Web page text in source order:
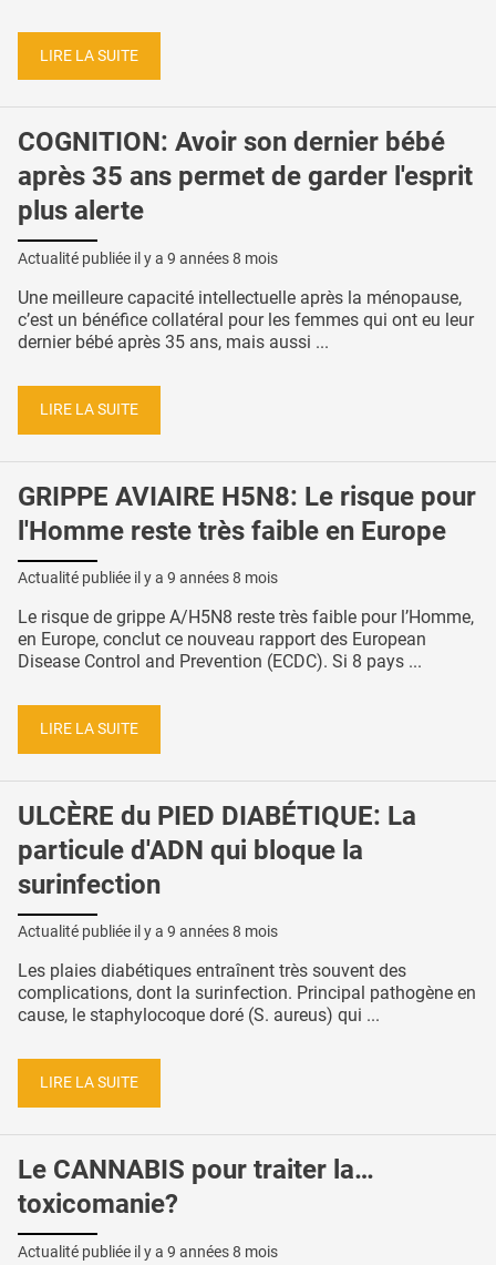
LIRE LA SUITE
COGNITION: Avoir son dernier bébé
après 35 ans permet de garder l'esprit
plus alerte
Actualité publiée il y a 9 années 8 mois
Une meilleure capacité intellectuelle après la ménopause,
c’est un bénéfice collatéral pour les femmes qui ont eu leur
dernier bébé après 35 ans, mais aussi ...
LIRE LA SUITE
GRIPPE AVIAIRE H5N8: Le risque pour
l'Homme reste très faible en Europe
Actualité publiée il y a 9 années 8 mois
Le risque de grippe A/H5N8 reste très faible pour l’Homme,
en Europe, conclut ce nouveau rapport des European
Disease Control and Prevention (ECDC). Si 8 pays ...
LIRE LA SUITE
ULCÈRE du PIED DIABÉTIQUE: La
particule d'ADN qui bloque la
surinfection
Actualité publiée il y a 9 années 8 mois
Les plaies diabétiques entraînent très souvent des
complications, dont la surinfection. Principal pathogène en
cause, le staphylocoque doré (S. aureus) qui ...
LIRE LA SUITE
Le CANNABIS pour traiter la…
toxicomanie?
Actualité publiée il y a 9 années 8 mois